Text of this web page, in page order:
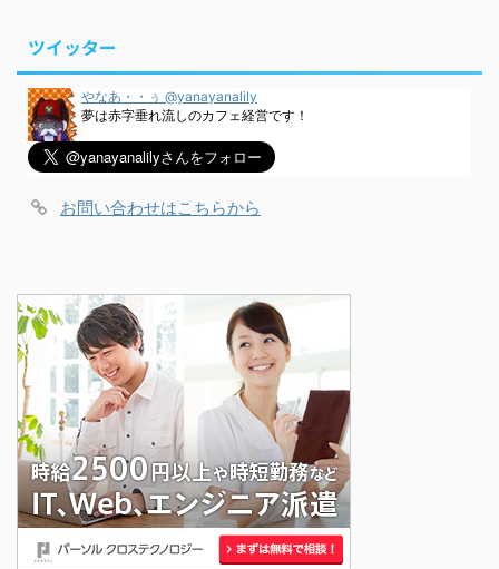
ツイッター
やなあ・・ぅ @yanayanalily
夢は赤字垂れ流しのカフェ経営です！
お問い合わせはこちらから